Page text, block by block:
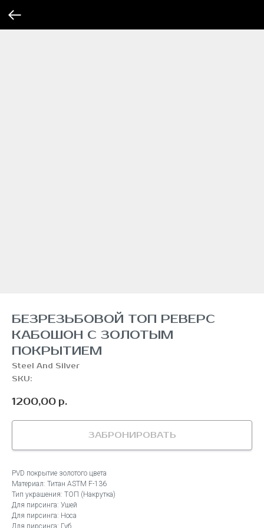
БЕЗРЕЗЬБОВОЙ ТОП РЕВЕРС
КАБОШОН С ЗОЛОТЫМ
ПОКРЫТИЕМ
Steel And Silver
SKU:
1200,00 р.
ЗАБРОНИРОВАТЬ
PVD покрытие золотого цвета
Материал: Титан ASTM F-136
Тип украшения: ТОП (Накрутка)
Для пирсинга: Ушей
Для пирсинга: Носа